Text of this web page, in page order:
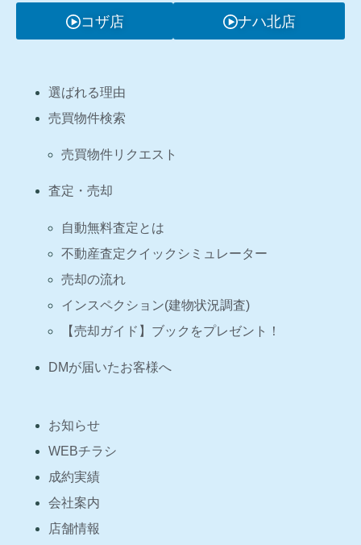
コザ店 ナハ北店
選ばれる理由
売買物件検索
売買物件リクエスト
査定・売却
自動無料査定とは
不動産査定クイックシミュレーター
売却の流れ
インスペクション(建物状況調査)
【売却ガイド】ブックをプレゼント！
DMが届いたお客様へ
お知らせ
WEBチラシ
成約実績
会社案内
店舗情報